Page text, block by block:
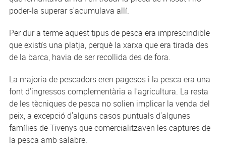
poder-la superar s'acumulava allí.
Per dur a terme aquest tipus de pesca era imprescindible
que existís una platja, perquè la xarxa que era tirada des
de la barca, havia de ser recollida des de fora.
La majoria de pescadors eren pagesos i la pesca era una
font d'ingressos complementària a l'agricultura. La resta
de les tècniques de pesca no solien implicar la venda del
peix, a excepció d'alguns casos puntuals d'algunes
famílies de Tivenys que comercialitzaven les captures de
la pesca amb salabre.